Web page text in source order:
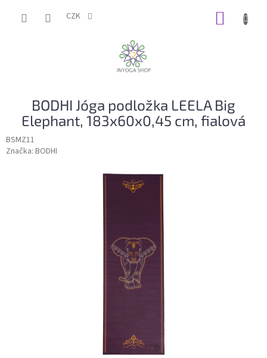
CZK
BODHI Jóga podložka LEELA Big
Elephant, 183x60x0,45 cm, fialová
BSMZ11
Značka: BODHI